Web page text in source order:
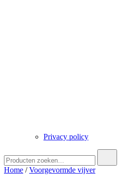
Privacy policy
naar:
Home /Voorgevormde vijver